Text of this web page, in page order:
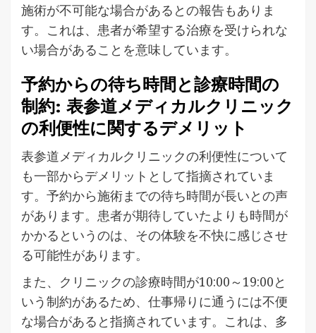
施術が不可能な場合があるとの報告もありま
す。これは、患者が希望する治療を受けられな
い場合があることを意味しています。
予約からの待ち時間と診療時間の
制約: 表参道メディカルクリニック
の利便性に関するデメリット
表参道メディカルクリニックの利便性について
も一部からデメリットとして指摘されていま
す。予約から施術までの待ち時間が長いとの声
があります。患者が期待していたよりも時間が
かかるというのは、その体験を不快に感じさせ
る可能性があります。
また、クリニックの診療時間が10:00～19:00と
いう制約があるため、仕事帰りに通うには不便
な場合があると指摘されています。これは、多